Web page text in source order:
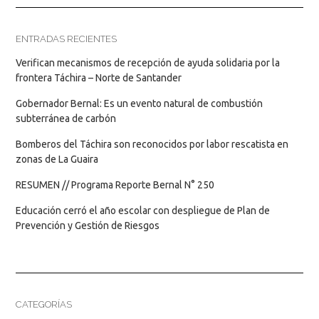
ENTRADAS RECIENTES
Verifican mecanismos de recepción de ayuda solidaria por la
frontera Táchira – Norte de Santander
Gobernador Bernal: Es un evento natural de combustión
subterránea de carbón
Bomberos del Táchira son reconocidos por labor rescatista en
zonas de La Guaira
RESUMEN // Programa Reporte Bernal N° 250
Educación cerró el año escolar con despliegue de Plan de
Prevención y Gestión de Riesgos
CATEGORÍAS